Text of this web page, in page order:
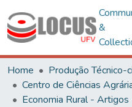
&
Home
Produção Técnico-
Centro de Ciências
Economia Rural - Artigos